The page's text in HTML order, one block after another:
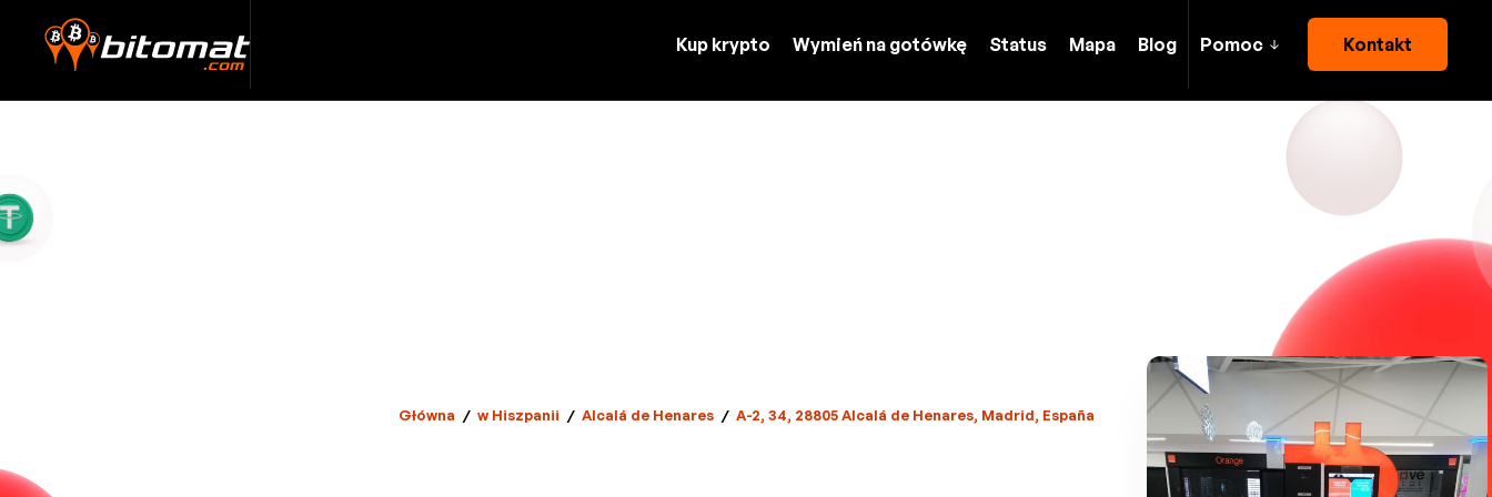
Kup krypto Wymień na gotówkę Status Mapa Blog Pomoc Kontakt
Główna / w Hiszpanii / Alcalá de Henares / A-2, 34, 28805 Alcalá de Henares, Madrid, España